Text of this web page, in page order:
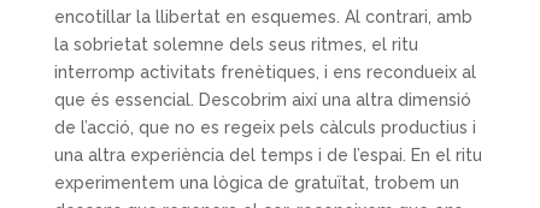
encotillar la llibertat en esquemes. Al contrari, amb
la sobrietat solemne dels seus ritmes, el ritu
interromp activitats frenètiques, i ens recondueix al
que és essencial. Descobrim així una altra dimensió
de l’acció, que no es regeix pels càlculs productius i
una altra experiència del temps i de l’espai. En el ritu
experimentem una lògica de gratuïtat, trobem un